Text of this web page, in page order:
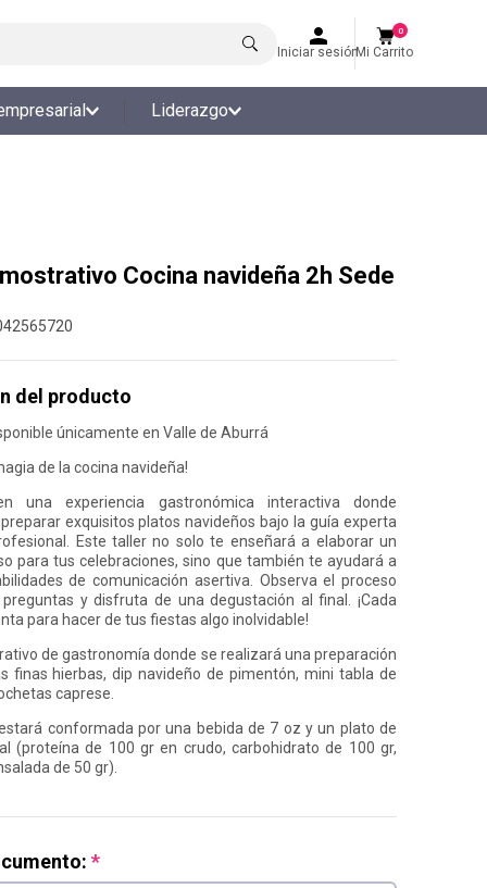
Iniciar sesiónMi Carrito
0
Liderazgo
Cocina navideña 2h Sede
del producto
únicamente en Valle de Aburrá
de la cocina navideña!
una experiencia gastronómica interactiva donde
exquisitos platos navideños bajo la guía experta
Este taller no solo te enseñará a elaborar un
para tus celebraciones, sino que también te ayudará a
de comunicación asertiva. Observa el proceso
y disfruta de una degustación al final. ¡Cada
para hacer de tus fiestas algo inolvidable!
de gastronomía donde se realizará una preparación
finas hierbas, dip navideño de pimentón, mini tabla de
caprese.
conformada por una bebida de 7 oz y un plato de
(proteína de 100 gr en crudo, carbohidrato de 100 gr,
de 50 gr).